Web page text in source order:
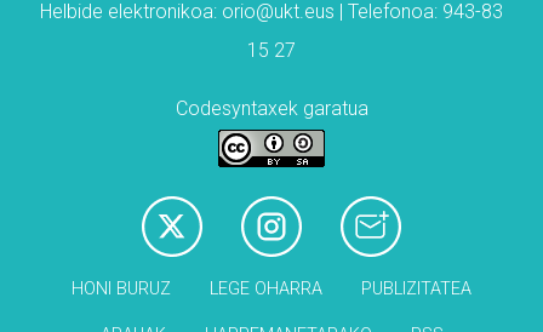
Helbide elektronikoa: orio@ukt.eus | Telefonoa: 943-83
15 27
Codesyntaxek garatua
HONI BURUZ LEGE OHARRA PUBLIZITATEA